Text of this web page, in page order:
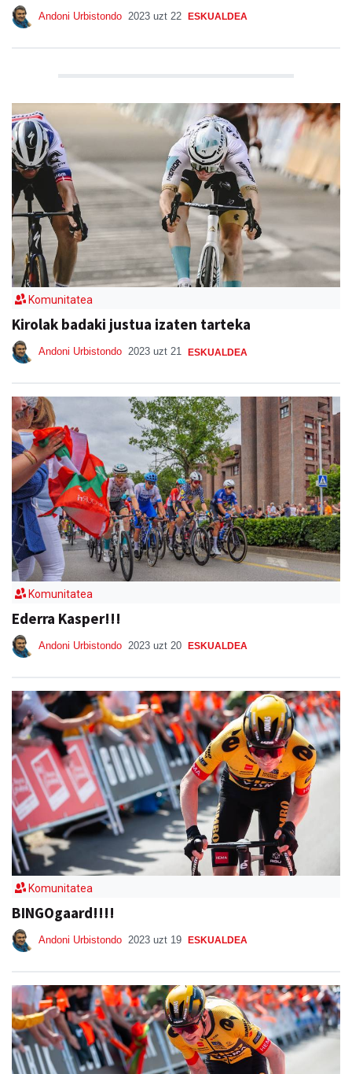
Andoni Urbistondo 2023 uzt 22 ESKUALDEA
Komunitatea
Kirolak badaki justua izaten tarteka
Andoni Urbistondo 2023 uzt 21 ESKUALDEA
Komunitatea
Ederra Kasper!!!
Andoni Urbistondo 2023 uzt 20 ESKUALDEA
Komunitatea
BINGOgaard!!!!
Andoni Urbistondo 2023 uzt 19 ESKUALDEA